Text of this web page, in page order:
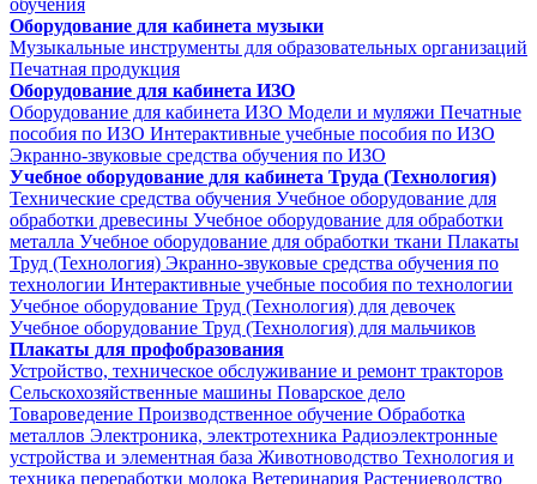
обучения
Оборудование для кабинета музыки
Музыкальные инструменты для образовательных организаций
Печатная продукция
Оборудование для кабинета ИЗО
Оборудование для кабинета ИЗО Модели и муляжи Печатные
пособия по ИЗО Интерактивные учебные пособия по ИЗО
Экранно-звуковые средства обучения по ИЗО
Учебное оборудование для кабинета Труда (Технология)
Технические средства обучения Учебное оборудование для
обработки древесины Учебное оборудование для обработки
металла Учебное оборудование для обработки ткани Плакаты
Труд (Технология) Экранно-звуковые средства обучения по
технологии Интерактивные учебные пособия по технологии
Учебное оборудование Труд (Технология) для девочек
Учебное оборудование Труд (Технология) для мальчиков
Плакаты для профобразования
Устройство, техническое обслуживание и ремонт тракторов
Сельскохозяйственные машины Поварское дело
Товароведение Производственное обучение Обработка
металлов Электроника, электротехника Радиоэлектронные
устройства и элементная база Животноводство Технология и
техника переработки молока Ветеринария Растениеводство